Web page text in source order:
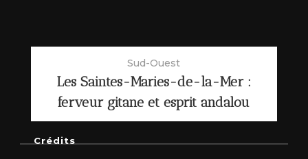
Sud-Ouest
Les Saintes-Maries-de-la-Mer :
ferveur gitane et esprit andalou
Crédits